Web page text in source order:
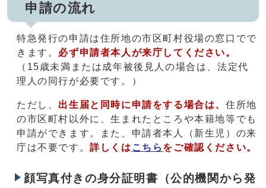
申請の流れ
特急発行の申請は住所地の市区町村役場の窓口でで
きます。 必ず申請者本人が来庁してください。
（15歳未満または成年被後見人の場合は、法定代
理人の同行が必要です。）
ただし、 出生届と同時に申請をする場合は、住所地
の市区町村以外に、生まれたところや本籍地等でも
申請ができます。また、申請者本人（新生児）の来
庁は不要です。詳しくは こちら をご確認ください。
顔写真付きの身分証明書（公的機関から発